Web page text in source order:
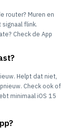
router? Muren en
flink.
Check de App
Helpt dat niet,
Check ook of
minimaal iOS 15